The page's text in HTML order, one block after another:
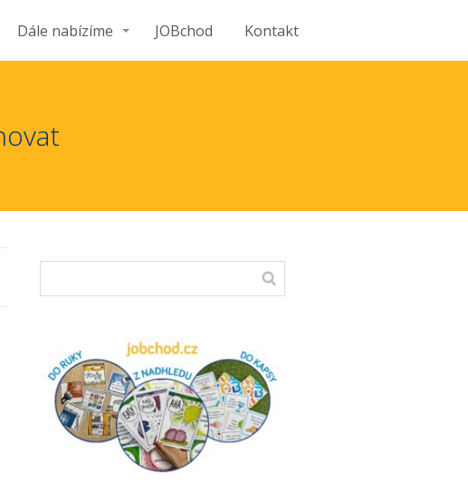
Dále nabízíme JOBchod Kontakt